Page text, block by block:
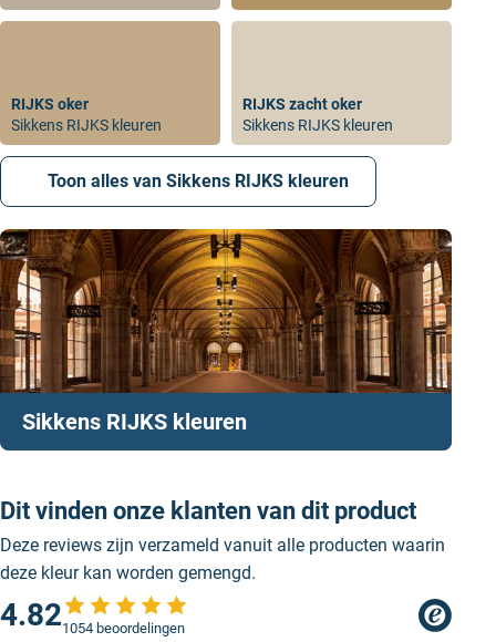
Sikkens RIJKS kleuren
RIJKS oker
Sikkens RIJKS kleuren
RIJKS zacht oker
Sikkens RIJKS kleuren
Toon alles van Sikkens RIJKS kleuren
Dit vinden onze klanten van dit product
Deze reviews zijn verzameld vanuit alle producten waarin
deze kleur kan worden gemengd.
4.821054 beoordelingen